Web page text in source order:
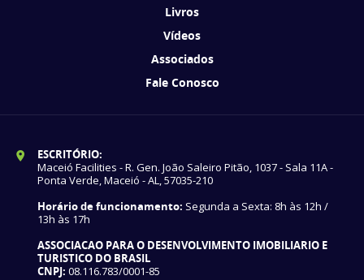
Livros
Vídeos
Associados
Fale Conosco
ESCRITÓRIO:
Maceió Facilities - R. Gen. João Saleiro Pitão, 1037 - Sala 11A -
Ponta Verde, Maceió - AL, 57035-210
Horário de funcionamento: Segunda a Sexta: 8h às 12h /
13h às 17h
ASSOCIACAO PARA O DESENVOLVIMENTO IMOBILIARIO E
TURISTICO DO BRASIL
CNPJ: 08.116.783/0001-85